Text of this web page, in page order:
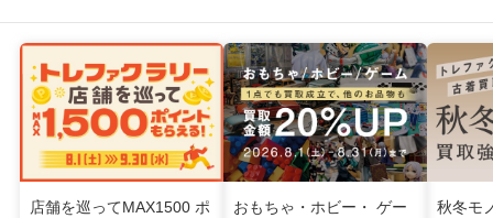
店舗を巡ってMAX1500 ポ
おもちゃ・ホビー・ ゲー
秋冬モ